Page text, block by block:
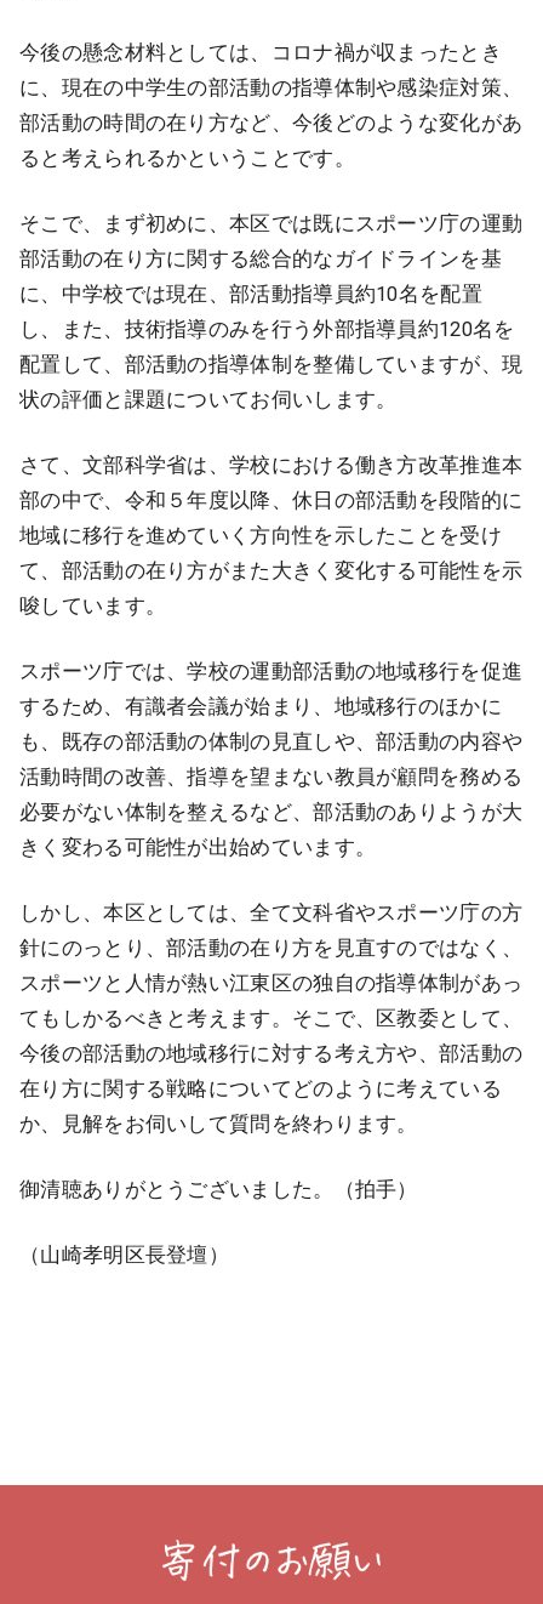
今後の懸念材料としては、コロナ禍が収まったとき
に、現在の中学生の部活動の指導体制や感染症対策、
部活動の時間の在り方など、今後どのような変化があ
ると考えられるかということです。
そこで、まず初めに、本区では既にスポーツ庁の運動
部活動の在り方に関する総合的なガイドラインを基
に、中学校では現在、部活動指導員約10名を配置
し、また、技術指導のみを行う外部指導員約120名を
配置して、部活動の指導体制を整備していますが、現
状の評価と課題についてお伺いします。
さて、文部科学省は、学校における働き方改革推進本
部の中で、令和５年度以降、休日の部活動を段階的に
地域に移行を進めていく方向性を示したことを受け
て、部活動の在り方がまた大きく変化する可能性を示
唆しています。
スポーツ庁では、学校の運動部活動の地域移行を促進
するため、有識者会議が始まり、地域移行のほかに
も、既存の部活動の体制の見直しや、部活動の内容や
活動時間の改善、指導を望まない教員が顧問を務める
必要がない体制を整えるなど、部活動のありようが大
きく変わる可能性が出始めています。
しかし、本区としては、全て文科省やスポーツ庁の方
針にのっとり、部活動の在り方を見直すのではなく、
スポーツと人情が熱い江東区の独自の指導体制があっ
てもしかるべきと考えます。そこで、区教委として、
今後の部活動の地域移行に対する考え方や、部活動の
在り方に関する戦略についてどのように考えている
か、見解をお伺いして質問を終わります。
御清聴ありがとうございました。（拍手）
（山崎孝明区長登壇）